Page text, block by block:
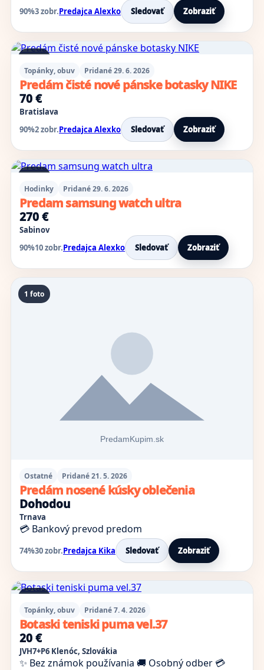
90%3 zobr.Predajca Alexko Sledovať Zobraziť
3 foto
Topánky, obuv
Pridané 29. 6. 2026
Predám čisté nové pánske botasky NIKE
70 €
Bratislava
90%2 zobr.Predajca Alexko Sledovať Zobraziť
5 foto
Hodinky
Pridané 29. 6. 2026
Predam samsung watch ultra
270 €
Sabinov
90%10 zobr.Predajca Alexko Sledovať Zobraziť
1 foto
Ostatné Pridané 21. 5. 2026
Predám nosené kúsky oblečenia
Dohodou
Trnava
💳 Bankový prevod predom
74%30 zobr.Predajca Kika Sledovať Zobraziť
1 foto
Topánky, obuv
Pridané 7. 4. 2026
Botaski teniski puma vel.37
20 €
JVH7+P6 Klenóc, Szlovákia
✨ Bez známok používania 🚚 Osobný odber 💳